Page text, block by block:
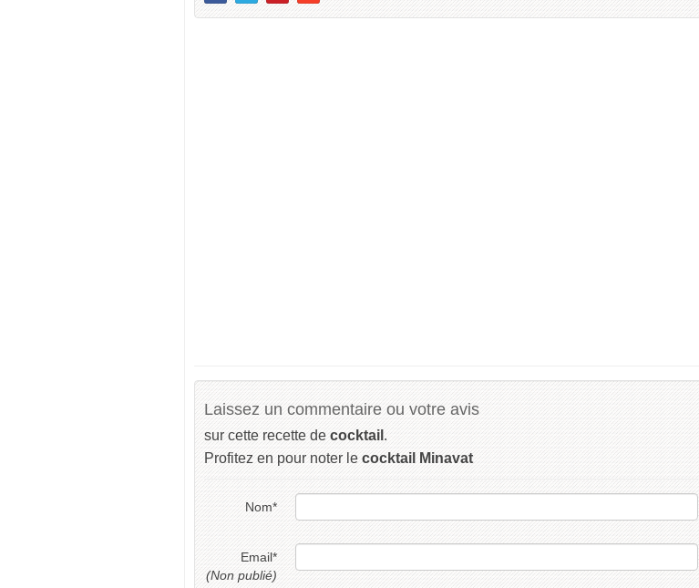
Laissez un commentaire ou votre avis
sur cette recette de cocktail .
Profitez en pour noter le cocktail Minavat
Nom*
Email*
(Non publié)